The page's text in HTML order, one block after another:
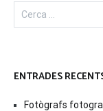
Cerca:
ENTRADES
Fotògrafs